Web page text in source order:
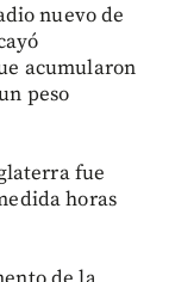
nuevo de
acumularon
peso
fue
horas